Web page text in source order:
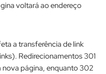
voltará ao endereço
a transferência de link
Redirecionamentos 301
nova página, enquanto 302